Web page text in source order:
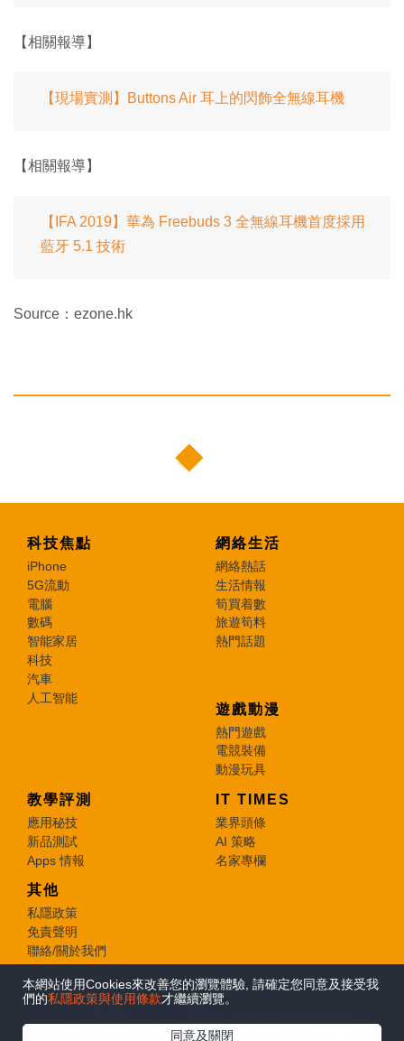
本網站使用Cookies來改善您的瀏覽體驗, 請確定您同意及接受我
們的私隱政策與使用條款才繼續瀏覽。
同意及關閉
【相關報導】
【現場實測】Buttons Air 耳上的閃飾全無線耳機
【相關報導】
【IFA 2019】華為 Freebuds 3 全無線耳機首度採用
藍牙 5.1 技術
Source：ezone.hk
科技焦點
iPhone
5G流動
電腦
數碼
智能家居
科技
汽車
人工智能
網絡生活
網絡熱話
生活情報
筍買着數
旅遊筍料
熱門話題
遊戲動漫
熱門遊戲
電競裝備
動漫玩具
教學評測
應用秘技
新品測試
Apps 情報
IT TIMES
業界頭條
AI 策略
名家專欄
其他
私隱政策
免責聲明
聯絡/關於我們
© 2026 e-zone. All Rights Reserved.